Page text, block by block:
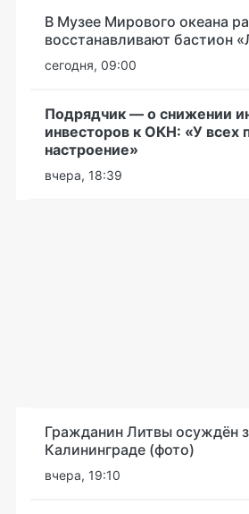
В Музее Мирового океана
восстанавливают бастион
сегодня, 09:00
Подрядчик — о снижении
инвесторов к ОКН: «У всех
настроение»
вчера, 18:39
Гражданин Литвы осуждён
Калининграде (фото)
вчера, 19:10